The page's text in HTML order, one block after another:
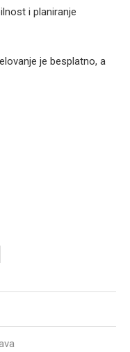
i planiranje
je besplatno, a